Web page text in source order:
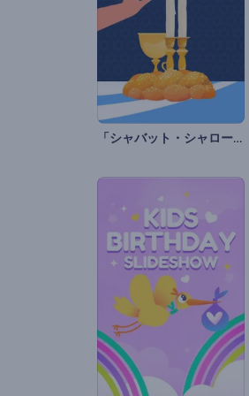
「シャバット・シャローム」 アニメーション